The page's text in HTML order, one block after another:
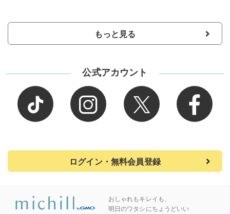
もっと見る
公式アカウント
ログイン・無料会員登録
おしゃれもキレイも、
明日のワタシにちょうどいい